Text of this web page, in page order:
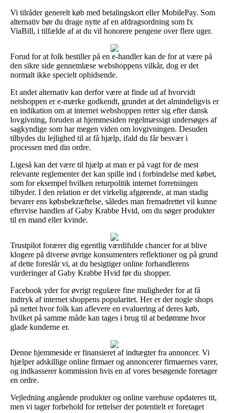
Vi tilråder generelt køb med betalingskort eller MobilePay. Som
alternativ bør du drage nytte af en afdragsordning som fx
ViaBill, i tilfælde af at du vil honorere pengene over flere uger.
Forud for at folk bestiller på en e-handler kan de for at være på
den sikre side gennemlæse webshoppens vilkår, dog er det
normalt ikke specielt ophidsende.
Et andet alternativ kan derfor være at finde ud af hvorvidt
netshoppen er e-mærke godkendt, grundet at det almindeligvis er
en indikation om at internet webshoppen retter sig efter dansk
lovgivning, foruden at hjemmesiden regelmæssigt undersøges af
sagkyndige som har megen viden om lovgivningen. Desuden
tilbydes du lejlighed til at få hjælp, ifald du får besvær i
processen med din ordre.
Ligeså kan det være til hjælp at man er på vagt for de mest
relevante reglementer der kan spille ind i forbindelse med købet,
som for eksempel hvilken returpolitik internet forretningen
tilbyder. I den relation er det virkelig afgørende, at man stadig
bevarer ens købsbekræftelse, således man fremadrettet vil kunne
eftervise handlen af Gaby Krabbe Hvid, om du søger produkter
til en mand eller kvinde.
Trustpilot forærer dig egentlig værdifulde chancer for at blive
klogere på diverse øvrige konsumenters reflektioner og på grund
af dette foreslår vi, at du besigtiger online forhandlerens
vurderinger af Gaby Krabbe Hvid før du shopper.
Facebook yder for øvrigt regulære fine muligheder for at få
indtryk af internet shoppens popularitet. Her er der nogle shops
på nettet hvor folk kan aflevere en evaluering af deres køb,
hvilket på samme måde kan tages i brug til at bedømme hvor
glade kunderne er.
Denne hjemmeside er finansieret af indtægter fra annoncer. Vi
hjælper adskillige online firmaer og annoncerer firmaernes varer,
og indkasserer kommission hvis en af vores besøgende foretager
en ordre.
Vejledning angående produkter og online varehuse opdateres tit,
men vi tager forbehold for rettelser der potentielt er foretaget